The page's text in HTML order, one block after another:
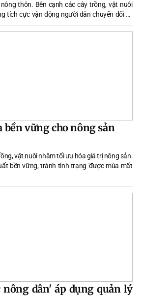
thôn. Bên cạnh các cây trồng, vật nuôi
tích cực vận động người dân chuyển đổi cơ
mô hình kinh tế mới phù hợp với điều kiện
góp phần nâng cao thu nhập, tạo việc
bền vững cho nông sản
vật nuôi nhằm tối ưu hóa giá trị nông sản.
bền vững, tránh tình trạng 'được mùa mất
nông dân' áp dụng quản lý